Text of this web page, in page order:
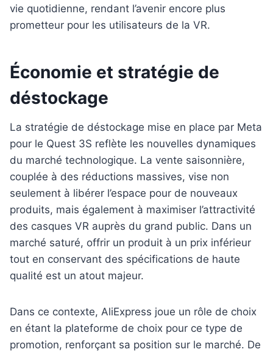
vie quotidienne, rendant l’avenir encore plus
prometteur pour les utilisateurs de la VR.
Économie et stratégie de
déstockage
La stratégie de déstockage mise en place par Meta
pour le Quest 3S reflète les nouvelles dynamiques
du marché technologique. La vente saisonnière,
couplée à des réductions massives, vise non
seulement à libérer l’espace pour de nouveaux
produits, mais également à maximiser l’attractivité
des casques VR auprès du grand public. Dans un
marché saturé, offrir un produit à un prix inférieur
tout en conservant des spécifications de haute
qualité est un atout majeur.
Dans ce contexte, AliExpress joue un rôle de choix
en étant la plateforme de choix pour ce type de
promotion, renforçant sa position sur le marché. De